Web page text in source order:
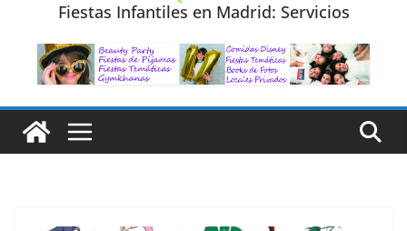
Fiestas Infantiles en Madrid: Servicios